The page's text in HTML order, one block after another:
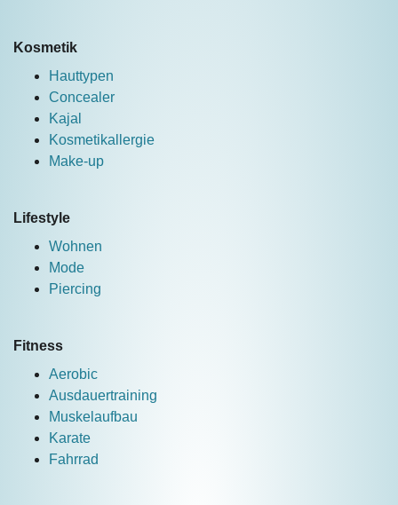
Kosmetik
Hauttypen
Concealer
Kajal
Kosmetikallergie
Make-up
Lifestyle
Wohnen
Mode
Piercing
Fitness
Aerobic
Ausdauertraining
Muskelaufbau
Karate
Fahrrad